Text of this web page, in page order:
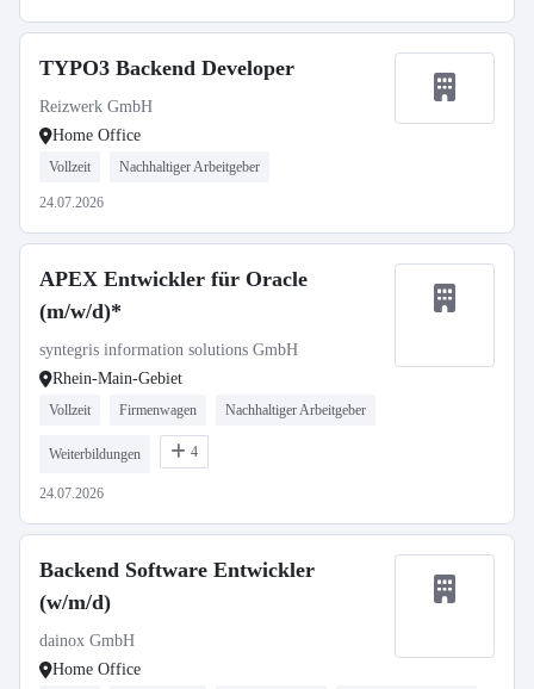
TYPO3 Backend Developer
Reizwerk GmbH
Home Office
Vollzeit Nachhaltiger Arbeitgeber
24.07.2026
APEX Entwickler für Oracle
(m/w/d)*
syntegris information solutions GmbH
Rhein-Main-Gebiet
Vollzeit Firmenwagen Nachhaltiger Arbeitgeber
Weiterbildungen 4
24.07.2026
Backend Software Entwickler
(w/m/d)
dainox GmbH
Home Office